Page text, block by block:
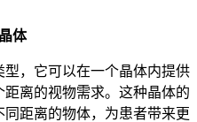
体
，它可以在一个晶体内提供
离的视物需求。这种晶体的
距离的物体，为患者带来更